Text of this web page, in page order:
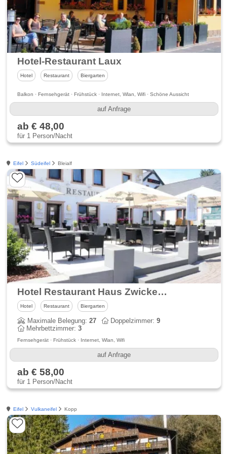
Hotel-Restaurant Laux
Hotel Restaurant Biergarten
Balkon · Fernsehgerät · Frühstück · Internet, Wlan, Wifi · Schöne Aussicht
auf Anfrage
ab € 48,00
für 1 Person/Nacht
Eifel Südeifel Bleialf
Hotel Restaurant Haus Zwicker im Eifel-Dreiländereck
Hotel Restaurant Biergarten
Maximale Belegung:27 Doppelzimmer:9
Mehrbettzimmer:3
Fernsehgerät · Frühstück · Internet, Wlan, Wifi
auf Anfrage
ab € 58,00
für 1 Person/Nacht
Eifel Vulkaneifel Kopp